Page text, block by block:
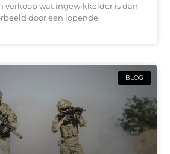
verkoop wat ingewikkelder is dan
door een lopende
BLOG